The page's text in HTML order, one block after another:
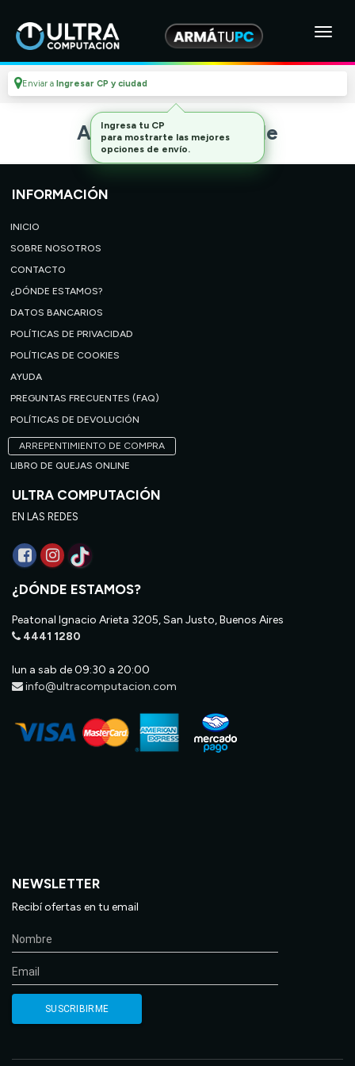
Enviar a Ingresar CP y ciudad
Artículo no disponible
INFORMACIÓN
INICIO
SOBRE NOSOTROS
CONTACTO
¿DÓNDE ESTAMOS?
DATOS BANCARIOS
POLÍTICAS DE PRIVACIDAD
POLÍTICAS DE COOKIES
AYUDA
PREGUNTAS FRECUENTES (FAQ)
POLÍTICAS DE DEVOLUCIÓN
ARREPENTIMIENTO DE COMPRA
LIBRO DE QUEJAS ONLINE
ULTRA COMPUTACIÓN
EN LAS REDES
¿DÓNDE ESTAMOS?
Peatonal Ignacio Arieta 3205, San Justo, Buenos Aires
4441 1280
lun a sab de 09:30 a 20:00
info@ultracomputacion.com
NEWSLETTER
Recibí ofertas en tu email
Ingresa tu CP
para mostrarte las mejores
opciones de envío.